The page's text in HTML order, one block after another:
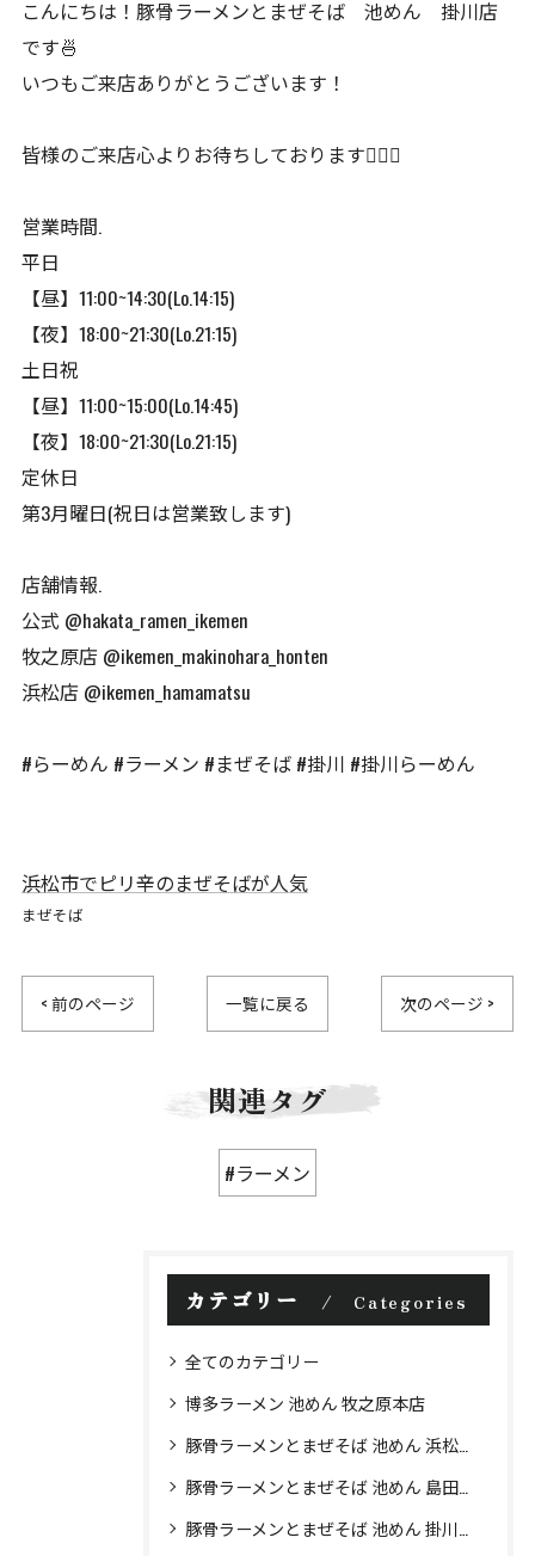
こんにちは！豚骨ラーメンとまぜそば 池めん 掛川店
です🍜
いつもご来店ありがとうございます！
皆様のご来店心よりお待ちしております🙇🏻‍♂️
営業時間.
平日
【昼】11:00~14:30(Lo.14:15)
【夜】18:00~21:30(Lo.21:15)
土日祝
【昼】11:00~15:00(Lo.14:45)
【夜】18:00~21:30(Lo.21:15)
定休日
第3月曜日(祝日は営業致します)
店舗情報.
公式 @hakata_ramen_ikemen
牧之原店 @ikemen_makinohara_honten
浜松店 @ikemen_hamamatsu
#らーめん #ラーメン #まぜそば #掛川 #掛川らーめん
浜松市でピリ辛のまぜそばが人気
まぜそば
< 前のページ 一覧に戻る 次のページ >
関連タグ
#ラーメン
カテゴリー Categories
全てのカテゴリー
博多ラーメン 池めん 牧之原本店
豚骨ラーメンとまぜそば 池めん 浜松店
豚骨ラーメンとまぜそば 池めん 島田店
豚骨ラーメンとまぜそば 池めん 掛川店